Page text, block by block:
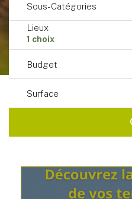
Sous-Catégories
Lieux
1 choix
Budget
Surface